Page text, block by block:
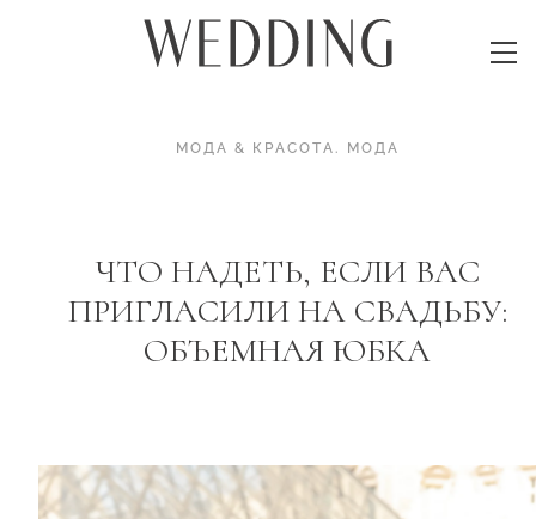
МОДА & КРАСОТА. МОДА
ЧТО НАДЕТЬ, ЕСЛИ ВАС
ПРИГЛАСИЛИ НА СВАДЬБУ:
ОБЪЕМНАЯ ЮБКА